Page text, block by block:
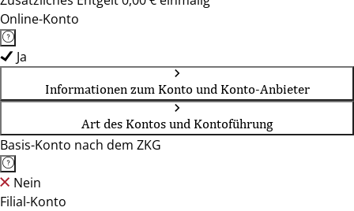
Online-Konto
Ja
Informationen zum Konto und Konto-Anbieter
Art des Kontos und Kontoführung
Basis-Konto nach dem ZKG
Nein
Filial-Konto